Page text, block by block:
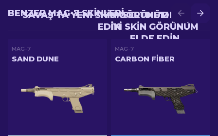
YÜKSELTME'DE DAHA
IYI SKIN GÖRÜNÜM
ELDE EDIN
SAVAŞ'TA YENI SKIN GÖRÜNÜM ELDE
EDIN
BENZER MAG-7 SKINLERI
MAG-7
SAND DUNE
MAG-7
CARBON FIBER